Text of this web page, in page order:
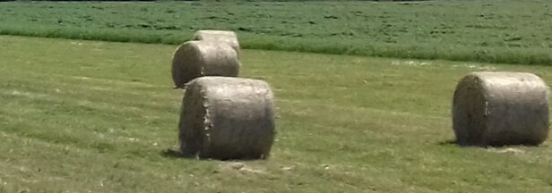
ecco
le
promesse
di
Berlusconi